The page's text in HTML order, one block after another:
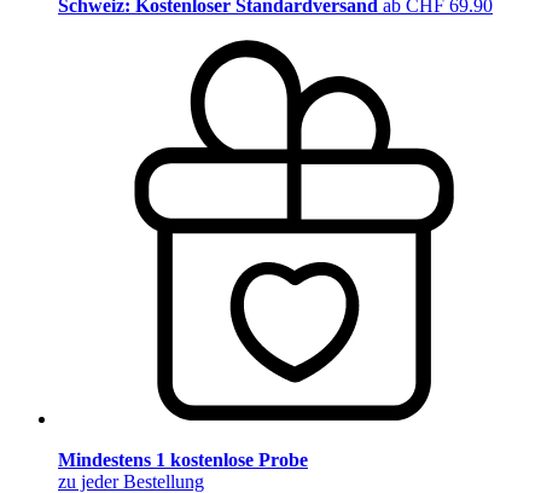
Schweiz: Kostenloser Standardversand ab CHF 69.90
Mindestens 1 kostenlose Probe
zu jeder Bestellung